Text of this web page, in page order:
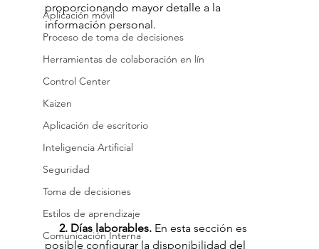
Aplicación móvil
Proceso de toma de decisiones
Herramientas de colaboración en lín
Control Center
Kaizen
Aplicación de escritorio
Inteligencia Artificial
Seguridad
Toma de decisiones
Estilos de aprendizaje
Comunicación Interna
proporcionando mayor detalle a la
información personal.
     2. Días laborables.
En esta sección es
posible configurar la disponibilidad del